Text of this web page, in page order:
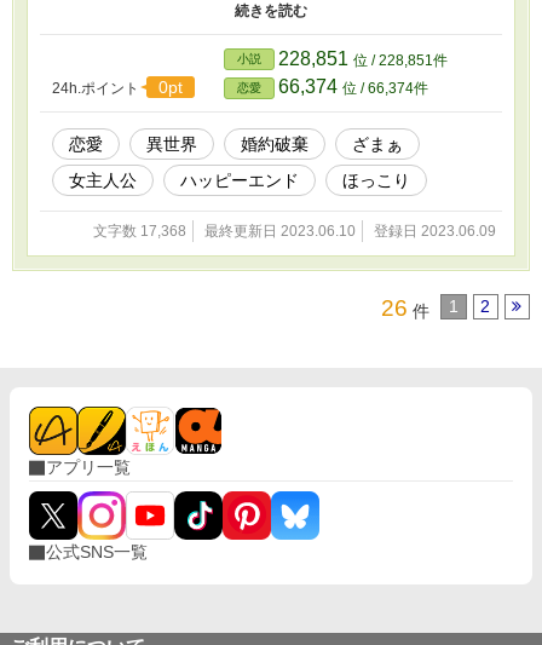
悪意を以って方々から一方的に雑務を押し付けられ、ついに過労で
なった彼女。 そんな彼女に、せめてもの使い道として辺境の土地
を収める貴族へと縁談を強制する親。 その道中に嵐に見舞われて
しまい、行方知れずとなった彼女に両親は、どこまでも自分達の顔
に泥を塗る親不孝な無能者、不幸をまき散らす事しか出来ないクズ
と陰で罵る。 だが、実は助けられていた彼女。そして彼女を助け
た人物は……なんと、お忍びで辺境の地を訪れていた隣国の秀麗な
王子であった。 ※残酷的かつ暴力的な描写が多少ございますの
24h.ポイント 0pt
小説 228,851 位 / 228,851件
恋愛 66,374 位 / 66,374件
恋愛 異世界 婚約破棄
ざまぁ
女主人公
ハッピーエンド ほっこり
文字数 17,368 最終更新日 2023.06.10 登録日 2023.06.09
26 件 1 2
アプリ一覧
公式SNS一覧